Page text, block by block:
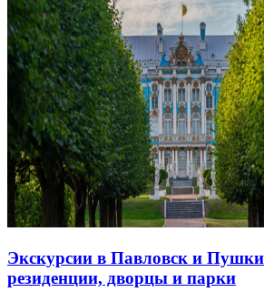
Экскурсии в Павловск и
резиденции, дворцы и парки